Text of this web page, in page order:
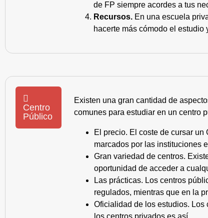
de FP siempre acordes a tus
Recursos. En una escuela
hacerte más cómodo el estudio
Centro
Público
Existen una gran cantidad de
comunes para estudiar en un centro
El precio. El coste de cursar
marcados por las instituciones
Gran variedad de centros.
oportunidad de acceder a
Las prácticas. Los centros
regulados, mientras que en la
Oficialidad de los estudios. Los
los centros privados es así.